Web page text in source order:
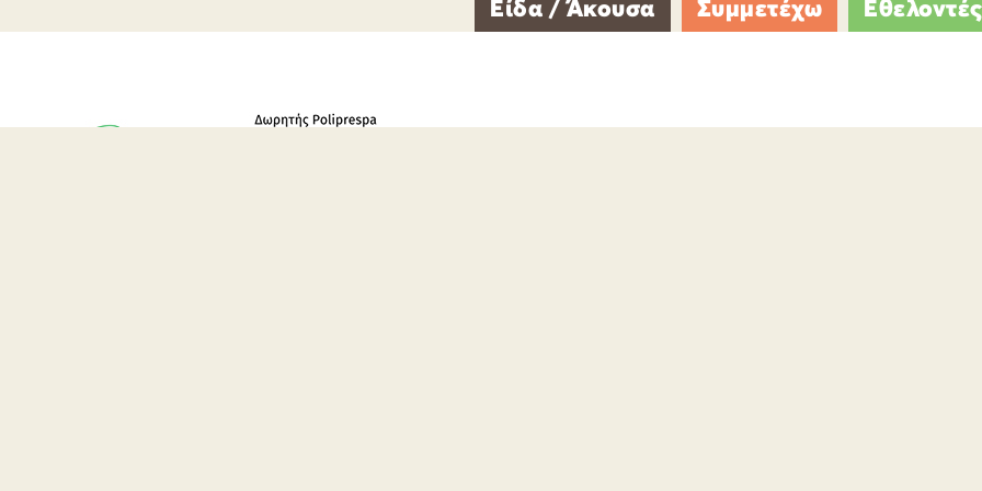
Είδα / Άκουσα Συμμετέχω Εθελοντές